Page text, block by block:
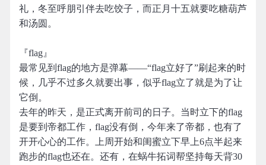
礼，冬至呼朋引伴去吃饺子，而正月十五就要吃糖葫芦
和汤圆。
『flag』
最常见到flag的地方是弹幕——“flag立好了”刷起来的时
候，几乎不过多久就要出事，似乎flag立了就是为了让
它倒。
去年的昨天，是正式离开前司的日子。当时立下的flag
是要到帝都工作，flag没有倒，今年来了帝都，也有了
开开心心的工作。上周开始和闺蜜立下早上6点半起来
跑步的flag也还在。还有，在蜗牛拓词帮坚持每天背30